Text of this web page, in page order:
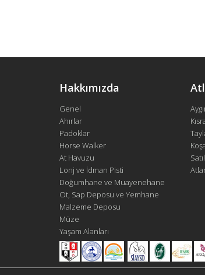
Hakkımızda
Genel
Ahırlar
Padoklar
Horse Walker
At Havuzu
Lonj ve İdman Pisti
Doğumhane ve Muayenehane
Ot, Sap Deposu ve Yemhane
Malzeme Deposu
Müze
Yaşam Alanları